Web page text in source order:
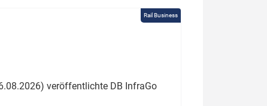
Rail Business
veröffentlichte DB InfraGo